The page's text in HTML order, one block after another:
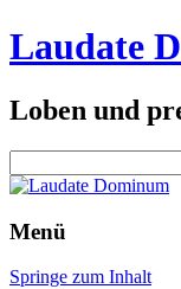
Laudate
Loben und
nach:
Menü
Springe zum Inhalt